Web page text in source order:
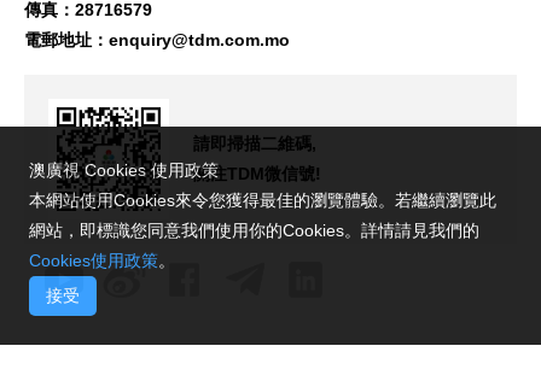
傳真：28716579
電郵地址： enquiry@tdm.com.mo
請即掃描二維碼,
關注TDM微信號!
澳廣視 Cookies 使用政策
本網站使用Cookies來令您獲得最佳的瀏覽體驗。若繼續瀏覽此
網站，即標識您同意我們使用你的Cookies。詳情請見我們的
Cookies使用政策。
接受